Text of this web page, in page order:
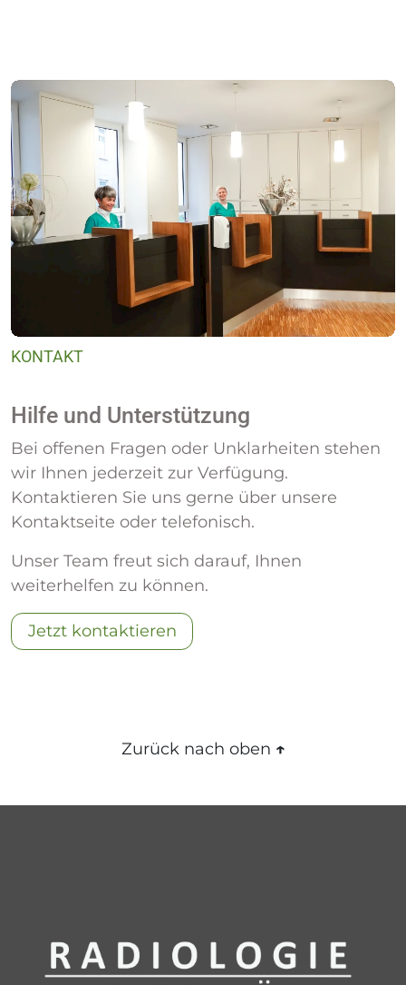
KONTAKT
Hilfe und Unterstützung
Bei offenen Fragen oder Unklarheiten stehen
wir Ihnen jederzeit zur Verfügung.
Kontaktieren Sie uns gerne über unsere
Kontaktseite oder telefonisch.
Unser Team freut sich darauf, Ihnen
weiterhelfen zu können.
Jetzt kontaktieren
Zurück nach oben ↑